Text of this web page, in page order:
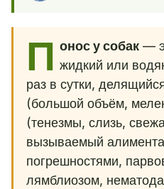
П онос у собак—
жидкий или
раз в сутки,
(большой объём,
(тенезмы, слизь,
вызываемый
погрешностями,
лямблиозом,